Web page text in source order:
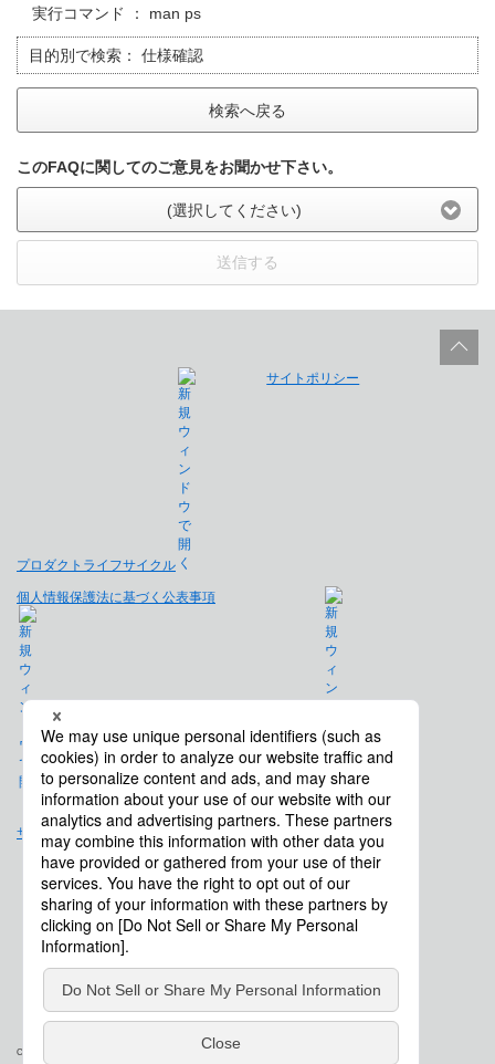
実行コマンド ： man ps
目的別で検索： 仕様確認
検索へ戻る
このFAQに関してのご意見をお聞かせ下さい。
(選択してください)
送信する
プロダクトライフサイクル
サイトポリシー
個人情報保護法に基づく公表事項
免責事項
サイトマップ
会社概要
Copyright © Saison Technology Co., Ltd. All Rights Reserved.